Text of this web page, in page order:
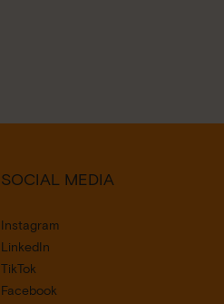
SOCIAL MEDIA
Instagram
LinkedIn
TikTok
Facebook